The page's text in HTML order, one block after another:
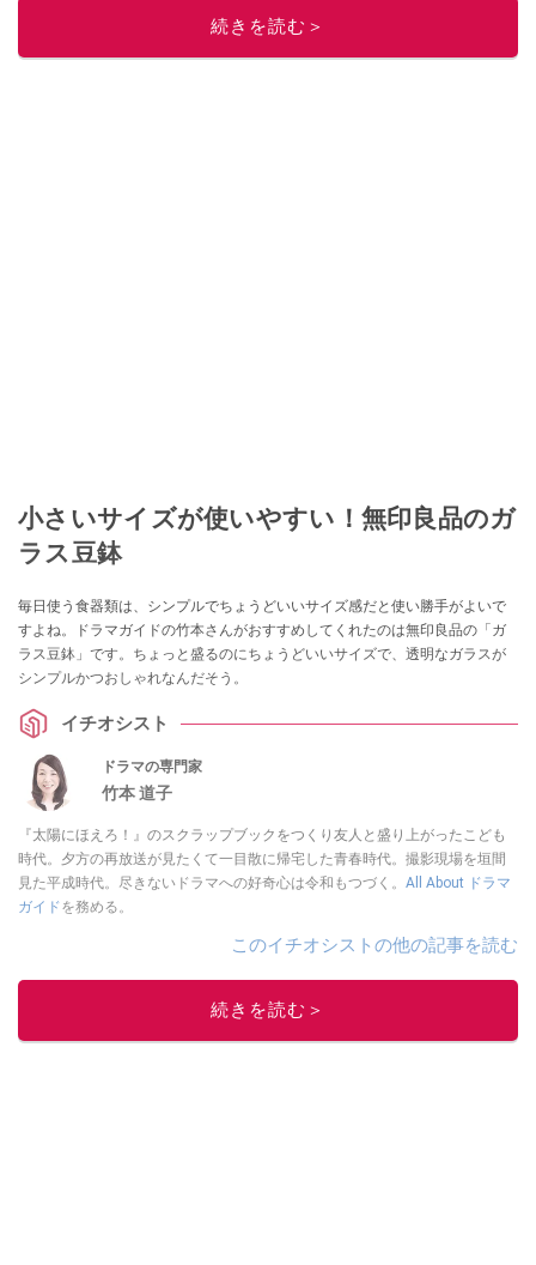
続きを読む＞
小さいサイズが使いやすい！無印良品のガ
ラス豆鉢
毎日使う食器類は、シンプルでちょうどいいサイズ感だと使い勝手がよいで
すよね。ドラマガイドの竹本さんがおすすめしてくれたのは無印良品の「ガ
ラス豆鉢」です。ちょっと盛るのにちょうどいいサイズで、透明なガラスが
シンプルかつおしゃれなんだそう。
イチオシスト
ドラマの専門家
竹本 道子
『太陽にほえろ！』のスクラップブックをつくり友人と盛り上がったこども
時代。夕方の再放送が見たくて一目散に帰宅した青春時代。撮影現場を垣間
見た平成時代。尽きないドラマへの好奇心は令和もつづく。 All About ドラマ
ガイドを務める。
このイチオシストの他の記事を読む
続きを読む＞